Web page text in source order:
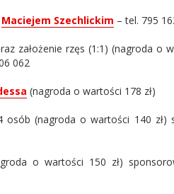
Maciejem Szechlickim – tel. 795
założenie rzęs (1:1) (nagroda o
062
(nagroda o wartości 178 zł)
(nagroda o wartości 140 zł)
o wartości 150 zł)